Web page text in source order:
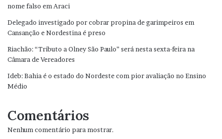
nome falso em Araci
Delegado investigado por cobrar propina de garimpeiros em
Cansanção e Nordestina é preso
Riachão: “Tributo a Olney São Paulo” será nesta sexta-feira na
Câmara de Vereadores
Ideb: Bahia é o estado do Nordeste com pior avaliação no Ensino
Médio
Comentários
Nenhum comentário para mostrar.